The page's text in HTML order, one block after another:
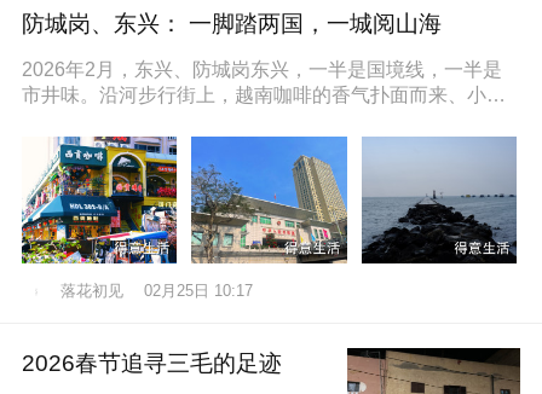
防城岗、东兴： 一脚踏两国，一城阅山海
2026年2月，东兴、防城岗东兴，一半是国境线，一半是
市井味。沿河步行街上，越南咖啡的香气扑面而来、小摊
落花初见 02月25日 10:17
2026春节追寻三毛的足迹